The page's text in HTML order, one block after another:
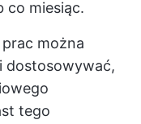
co miesiąc.
można
dostosowywać,
tego